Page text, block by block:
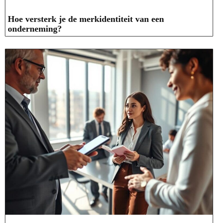
Hoe versterk je de merkidentiteit van een
onderneming?